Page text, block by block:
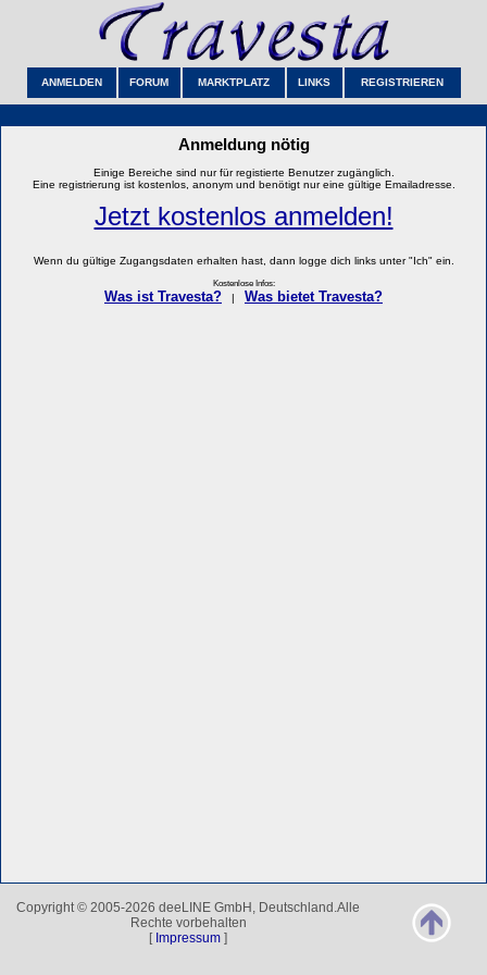
ANMELDEN FORUM MARKTPLATZ LINKS REGISTRIEREN
Anmeldung nötig
Einige Bereiche sind nur für registierte Benutzer zugänglich.
Eine registrierung ist kostenlos, anonym und benötigt nur eine gültige Emailadresse.
Jetzt kostenlos anmelden!
Wenn du gültige Zugangsdaten erhalten hast, dann logge dich links unter "Ich" ein.
Kostenlose Infos:
Was ist Travesta? Was bietet Travesta?
Copyright © 2005-2026 deeLINE GmbH, Deutschland.Alle
Rechte vorbehalten
[ Impressum ]